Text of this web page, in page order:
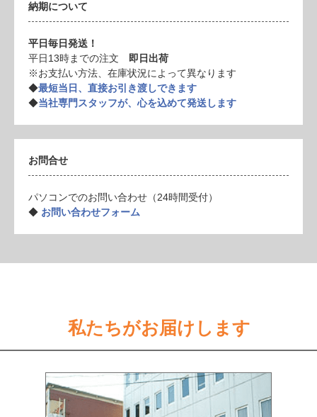
納期について
平日毎日発送！
平日13時までの注文 即日出荷
※お支払い方法、在庫状況によって異なります
◆最短当日、直接お引き渡しできます
◆当社専門スタッフが、心を込めて発送します
お問合せ
パソコンでのお問い合わせ（24時間受付）
◆ お問い合わせフォーム
私たちがお届けします